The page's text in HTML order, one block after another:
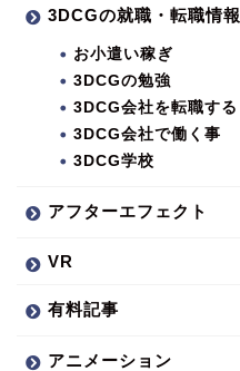
3DCGの就職・転職情報
お小遣い稼ぎ
3DCGの勉強
3DCG会社を転職する
3DCG会社で働く事
3DCG学校
アフターエフェクト
VR
有料記事
アニメーション